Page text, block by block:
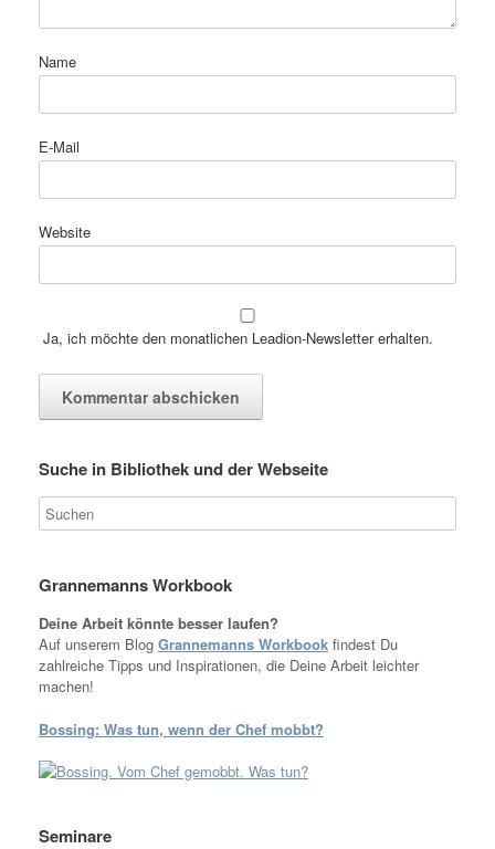
Name
E-Mail
Website
Ja, ich möchte den monatlichen Leadion-Newsletter erhalten.
Suche in Bibliothek und der Webseite
Grannemanns Workbook
Deine Arbeit könnte besser laufen?
Auf unserem Blog Grannemanns Workbook findest Du
zahlreiche Tipps und Inspirationen, die Deine Arbeit leichter
machen!
Bossing: Was tun, wenn der Chef mobbt?
Seminare